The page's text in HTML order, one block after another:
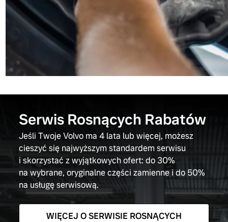
Serwis Rosnących Rabatów
Jeśli Twoje Volvo ma 4 lata lub więcej, możesz
cieszyć się najwyższym standardem serwisu
i skorzystać z wyjątkowych ofert: do 30%
na wybrane, oryginalne części zamienne i do 50%
na usługę serwisową.
WIĘCEJ O SERWISIE ROSNĄCYCH